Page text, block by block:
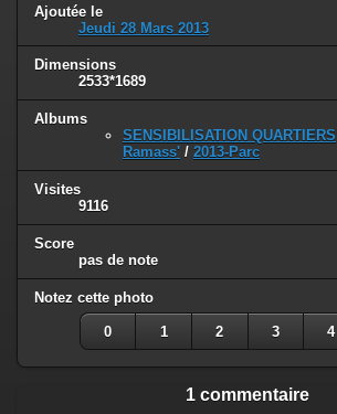
Ajoutée le
Jeudi 28 Mars 2013
Dimensions
2533*1689
Albums
SENSIBILISATION QUARTIERS
Ramass' / 2013-Parc
Visites
9116
Score
pas de note
Notez cette photo
0 1 2 3 4
1 commentaire